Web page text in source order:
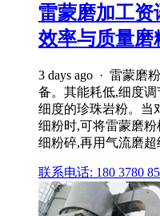
雷蒙磨加工资
效率与质量磨
3 days ago · 雷蒙磨
备。其能耗低,细度
细度的珍珠岩粉。当
细粉时,可将雷蒙磨
细粉碎,再用气流磨超
联系电话: 180 3780